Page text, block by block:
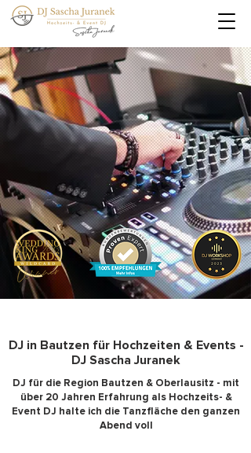
DJ in Bautzen für Hochzeiten & Events -
DJ Sascha Juranek
​DJ für die Region Bautzen & Oberlausitz - mit
über 20 Jahren Erfahrung als Hochzeits- &
Event DJ halte ich die Tanzfläche den ganzen
Abend voll